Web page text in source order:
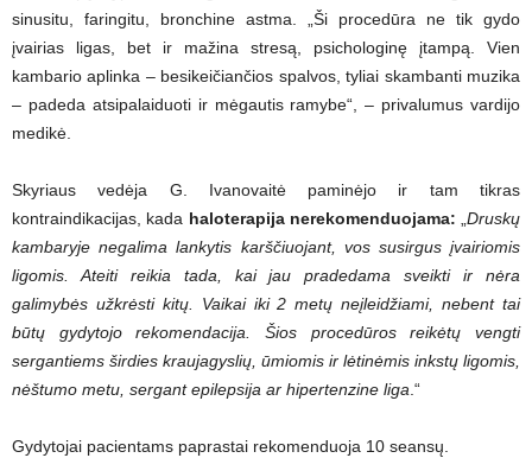
sinusitu, faringitu, bronchine astma. „Ši procedūra ne tik gydo
įvairias ligas, bet ir mažina stresą, psichologinę įtampą. Vien
kambario aplinka – besikeičiančios spalvos, tyliai skambanti muzika
– padeda atsipalaiduoti ir mėgautis ramybe“, – privalumus vardijo
medikė.
Skyriaus vedėja G. Ivanovaitė paminėjo ir tam tikras
kontraindikacijas, kada haloterapija nerekomenduojama:
Druskų
kambaryje negalima lankytis karščiuojant, vos susirgus įvairiomis
ligomis. Ateiti reikia tada, kai jau pradedama sveikti ir nėra
galimybės užkrėsti kitų. Vaikai iki 2 metų neįleidžiami, nebent tai
būtų gydytojo rekomendacija. Šios procedūros reikėtų vengti
sergantiems širdies kraujagyslių, ūmiomis ir lėtinėmis inkstų ligomis,
nėštumo metu, sergant epilepsija ar hipertenzine liga .“
Gydytojai pacientams paprastai rekomenduoja 10 seansų.